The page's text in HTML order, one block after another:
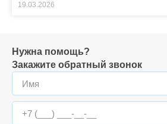
19.03.2026
Нужна помощь?
Закажите обратный звонок